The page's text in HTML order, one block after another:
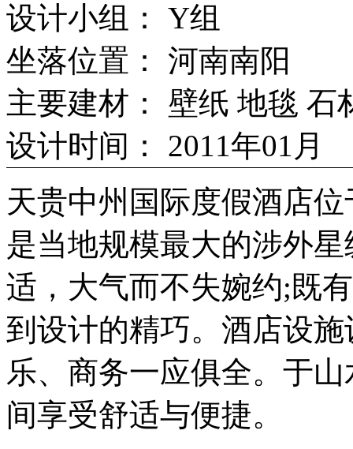
设计小组： Y组
坐落位置： 河南南阳
主要建材： 壁纸 地毯 石
设计时间： 2011年01月
天贵中州国际度假酒店
是当地规模最大的涉外
适，大气而不失婉约;既
到设计的精巧。酒店设
乐、商务一应俱全。于
间享受舒适与便捷。